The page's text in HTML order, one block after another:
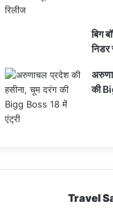
बिग
निडर
की
Travel